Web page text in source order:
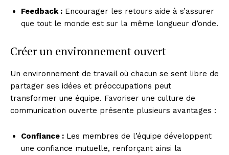
Feedback : Encourager les retours aide à s’assurer
que tout le monde est sur la même longueur d’onde.
Créer un environnement ouvert
Un environnement de travail où chacun se sent libre de
partager ses idées et préoccupations peut
transformer une équipe. Favoriser une culture de
communication ouverte présente plusieurs avantages :
Confiance : Les membres de l’équipe développent
une confiance mutuelle, renforçant ainsi la